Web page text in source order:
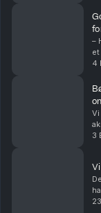
–
4
Vi
3